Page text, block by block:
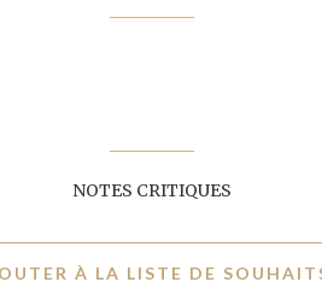
NOTES CRITIQUES
À LA LISTE DE